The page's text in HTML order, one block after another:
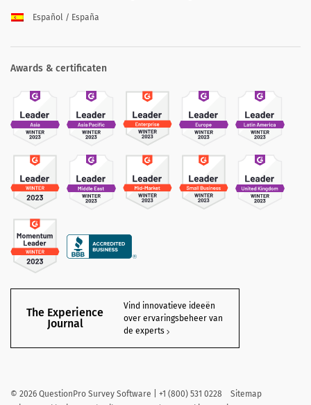
Español / España
Awards & certificaten
The Experience
Journal
Vind innovatieve ideeën
over ervaringsbeheer van
de experts
© 2026 QuestionPro Survey Software | +1 (800) 531 0228
Sitemap